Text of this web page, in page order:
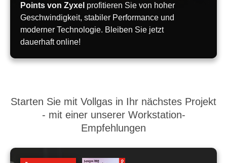
Points von Zyxel profitieren Sie von hoher
Geschwindigkeit, stabiler Performance und
moderner Technologie. Bleiben Sie jetzt
dauerhaft online!
Starten Sie mit Vollgas in Ihr nächstes Projekt
- mit einer unserer Workstation-
Empfehlungen